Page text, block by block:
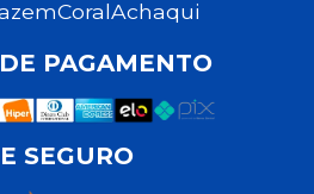
PAGAMENTO
SEGURO